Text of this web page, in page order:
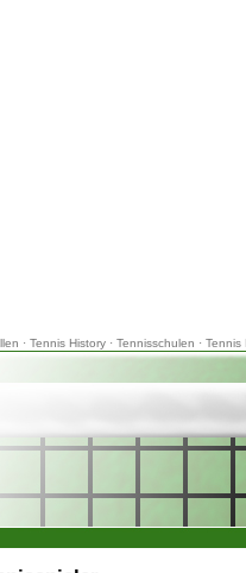
· Tennis History· Tennisschulen · Tennis